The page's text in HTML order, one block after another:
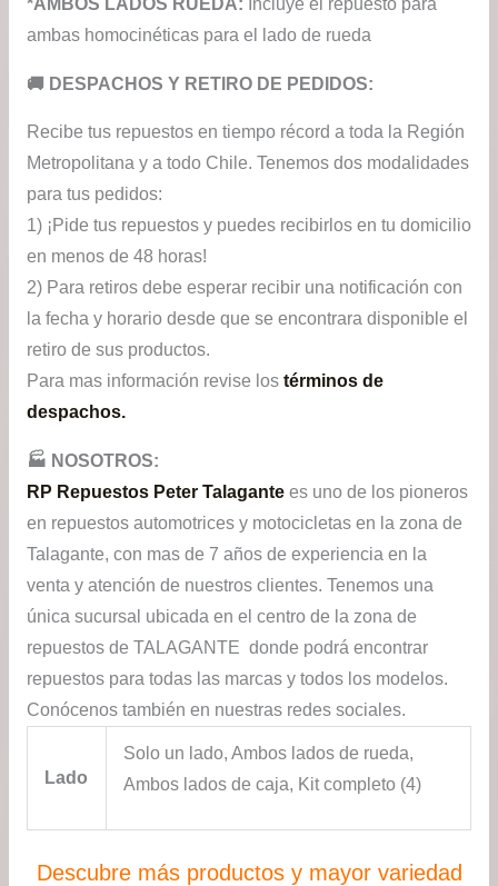
*AMBOS LADOS RUEDA: Incluye el repuesto para
ambas homocinéticas para el lado de rueda
​🚚​ DESPACHOS Y RETIRO DE PEDIDOS:
Recibe tus repuestos en tiempo récord a toda la Región
Metropolitana y a todo Chile. Tenemos dos modalidades
para tus pedidos:
1) ¡Pide tus repuestos y puedes recibirlos en tu domicilio
en menos de 48 horas!
2) Para retiros debe esperar recibir una notificación con
la fecha y horario desde que se encontrara disponible el
retiro de sus productos.
Para mas información revise los términos de
despachos.
🏭​ NOSOTROS:
RP Repuestos Peter Talagante es uno de los pioneros
en repuestos automotrices y motocicletas en la zona de
Talagante, con mas de 7 años de experiencia en la
venta y atención de nuestros clientes. Tenemos una
única sucursal ubicada en el centro de la zona de
repuestos de TALAGANTE donde podrá encontrar
repuestos para todas las marcas y todos los modelos.
Conócenos también en nuestras redes sociales.
Lado
Solo un lado, Ambos lados de rueda,
Ambos lados de caja, Kit completo (4)
Descubre más productos y mayor variedad